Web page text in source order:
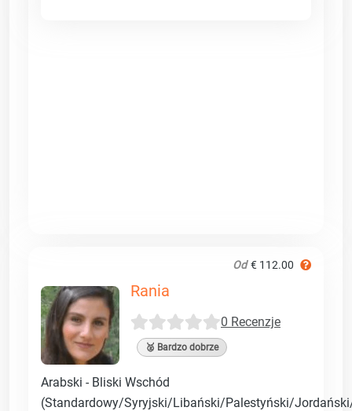
Od € 112.00
Rania
0 Recenzje
🥈 Bardzo dobrze
Arabski - Bliski Wschód
(Standardowy/Syryjski/Libański/Palestyński/